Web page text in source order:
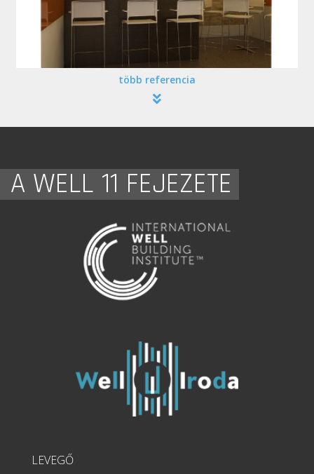
több referencia
A WELL 11 FEJEZETE
LEVEGŐ